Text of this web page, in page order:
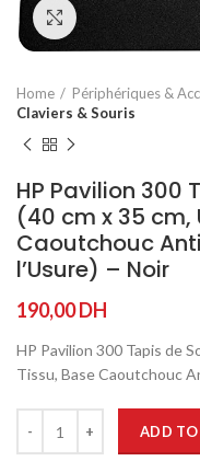
Agrandir
Home Périphériques &
Claviers & Souris
HP Pavilion 300
(40 cm x 35 cm,
Caoutchouc
l’Usure) – Noir
190,00DH
HP Pavilion 300 Tapis de
Tissu, Base Caoutchouc
ADD TO